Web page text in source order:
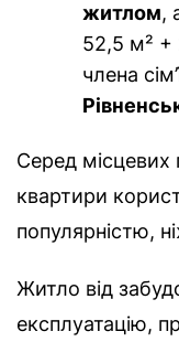
житлом,
52,5 м² +
члена
Серед місцевих
квартири
популярністю,
Житло від
експлуатацію,